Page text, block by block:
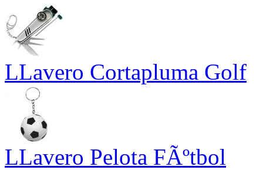
LLavero Cortapluma Golf
LLavero Pelota FÃºtbol